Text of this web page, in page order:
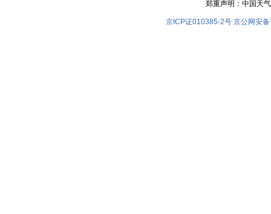
郑重声明：中国天
京ICP证010385-2号 京公网安